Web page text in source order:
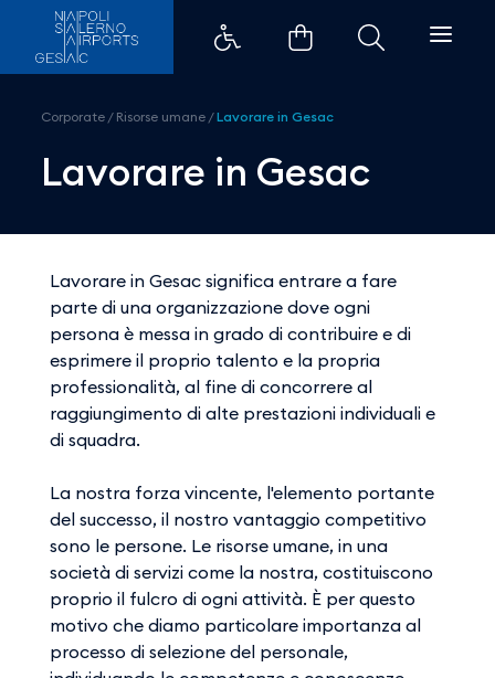
Lavorare in Gesac - Aeroporti
Corporate / Risorse umane /Lavorare in Gesac
Lavorare in Gesac
Lavorare in Gesac significa entrare a fare
parte di una organizzazione dove ogni
persona è messa in grado di contribuire e di
esprimere il proprio talento e la propria
professionalità, al fine di concorrere al
raggiungimento di alte prestazioni individuali e
di squadra.
La nostra forza vincente, l'elemento portante
del successo, il nostro vantaggio competitivo
sono le persone. Le risorse umane, in una
società di servizi come la nostra, costituiscono
proprio il fulcro di ogni attività. È per questo
motivo che diamo particolare importanza al
processo di selezione del personale,